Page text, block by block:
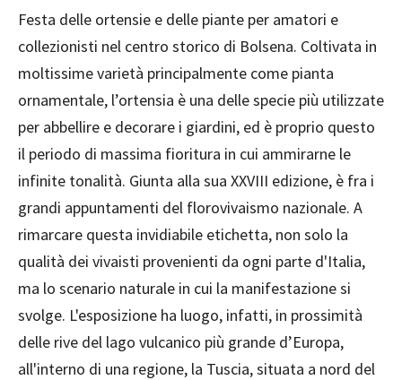
Festa delle ortensie e delle piante per amatori e
collezionisti nel centro storico di Bolsena. Coltivata in
moltissime varietà principalmente come pianta
ornamentale, l’ortensia è una delle specie più utilizzate
per abbellire e decorare i giardini, ed è proprio questo
il periodo di massima fioritura in cui ammirarne le
infinite tonalità. Giunta alla sua XXVIII edizione, è fra i
grandi appuntamenti del florovivaismo nazionale. A
rimarcare questa invidiabile etichetta, non solo la
qualità dei vivaisti provenienti da ogni parte d'Italia,
ma lo scenario naturale in cui la manifestazione si
svolge. L'esposizione ha luogo, infatti, in prossimità
delle rive del lago vulcanico più grande d’Europa,
all'interno di una regione, la Tuscia, situata a nord del